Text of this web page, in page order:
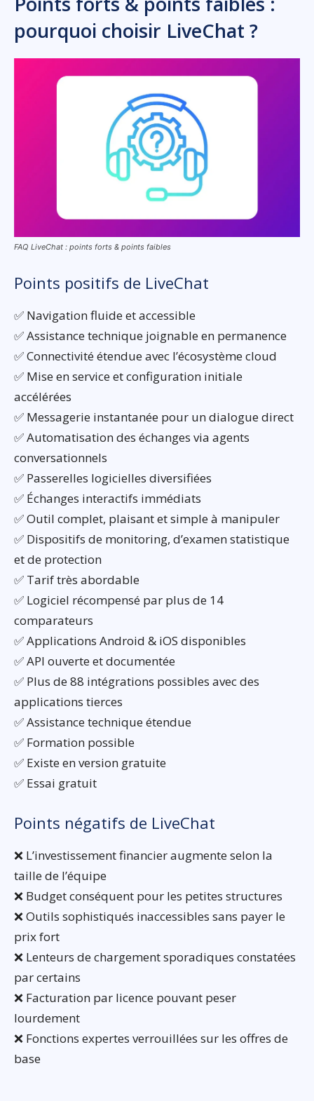
pourquoi choisir LiveChat ?
FAQ LiveChat : points forts & points faibles
Points positifs de LiveChat
✅ Navigation fluide et accessible
✅ Assistance technique joignable en permanence
✅ Connectivité étendue avec l’écosystème cloud
✅ Mise en service et configuration initiale
accélérées
✅ Messagerie instantanée pour un dialogue direct
✅ Automatisation des échanges via agents
conversationnels
✅ Passerelles logicielles diversifiées
✅ Échanges interactifs immédiats
✅ Outil complet, plaisant et simple à manipuler
✅ Dispositifs de monitoring, d’examen statistique
et de protection
✅ Tarif très abordable
✅ Logiciel récompensé par plus de 14
comparateurs
✅ Applications Android & iOS disponibles
✅ API ouverte et documentée
✅ Plus de 88 intégrations possibles avec des
applications tierces
✅ Assistance technique étendue
✅ Formation possible
✅ Existe en version gratuite
✅ Essai gratuit
Points négatifs de LiveChat
❌ L’investissement financier augmente selon la
taille de l’équipe
❌ Budget conséquent pour les petites structures
❌ Outils sophistiqués inaccessibles sans payer le
prix fort
❌ Lenteurs de chargement sporadiques constatées
par certains
❌ Facturation par licence pouvant peser
lourdement
❌ Fonctions expertes verrouillées sur les offres de
base